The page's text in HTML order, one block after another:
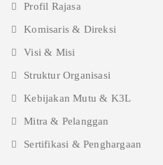
Profil Rajasa
Komisaris & Direksi
Visi & Misi
Struktur Organisasi
Kebijakan Mutu & K3L
Mitra & Pelanggan
Sertifikasi & Penghargaan